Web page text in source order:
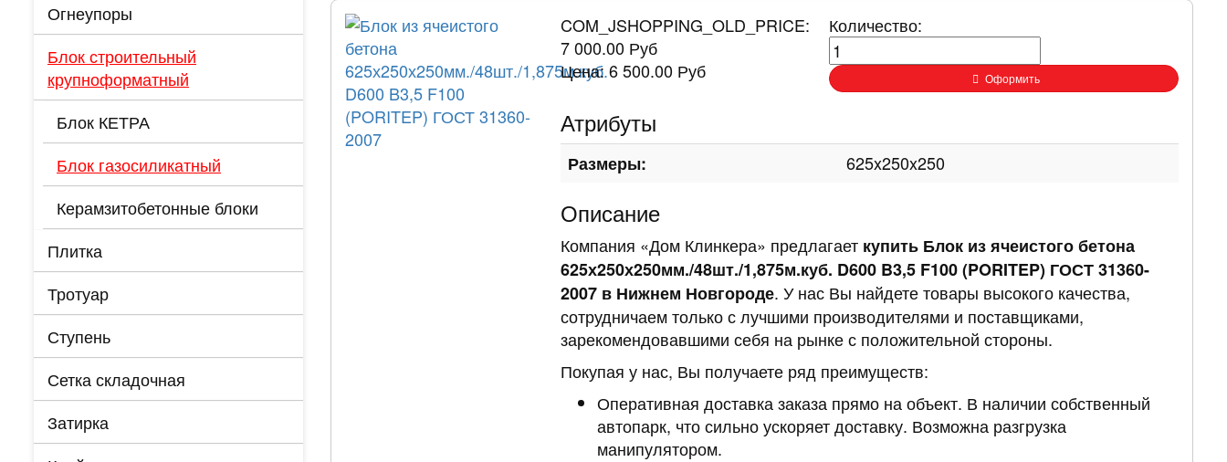
Огнеупоры
Блок строительный
крупноформатный
Блок КЕТРА
Блок газосиликатный
Керамзитобетонные блоки
Плитка
Тротуар
Ступень
Сетка складочная
Затирка
COM_JSHOPPING_OLD_PRICE:
7 000.00 Руб
Цена:6 500.00 Руб
Количество:
Оформить
Атрибуты
Размеры: 625x250x250
Описание
Компания «Дом Клинкера» предлагает купить Блок из ячеистого бетона
625х250х250мм./48шт./1,875м.куб. D600 B3,5 F100 (PORITEP) ГОСТ 31360-
2007 в Нижнем Новгороде. У нас Вы найдете товары высокого качества,
сотрудничаем только с лучшими производителями и поставщиками,
зарекомендовавшими себя на рынке с положительной стороны.
Покупая у нас, Вы получаете ряд преимуществ:
Оперативная доставка заказа прямо на объект. В наличии собственный
автопарк, что сильно ускоряет доставку. Возможна разгрузка
манипулятором.